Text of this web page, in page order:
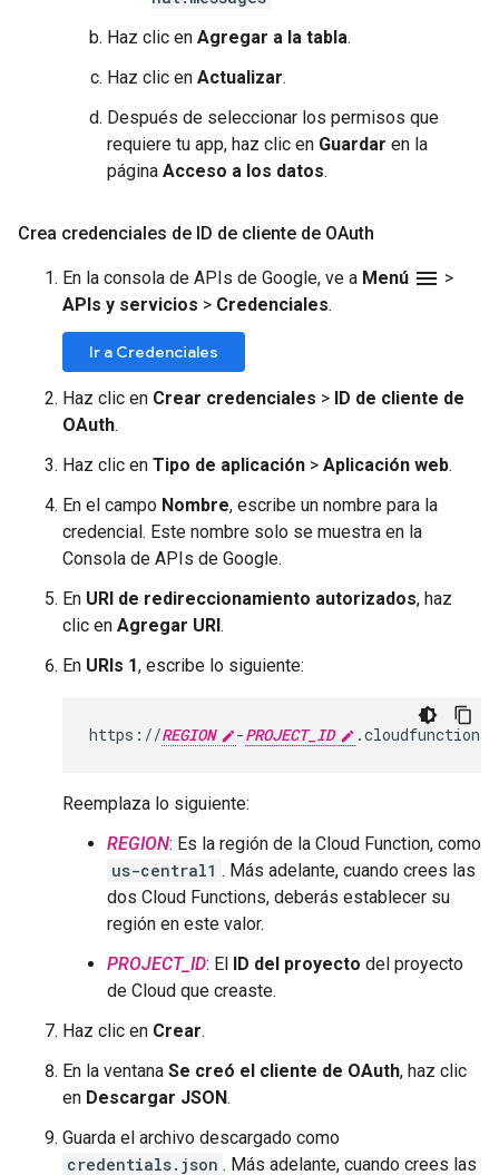
Haz clic en Agregar a la tabla.
Haz clic en Actualizar.
Después de seleccionar los permisos que
requiere tu app, haz clic en Guardar en la
página Acceso a los datos.
Crea credenciales de ID de cliente de OAuth
En la consola de APIs de Google, ve a Menú menu >
APIs y servicios > Credenciales.
Ir a Credenciales
Haz clic en Crear credenciales > ID de cliente de
OAuth.
Haz clic en Tipo de aplicación > Aplicación web.
En el campo Nombre, escribe un nombre para la
credencial. Este nombre solo se muestra en la
Consola de APIs de Google.
En URI de redireccionamiento autorizados, haz
clic en Agregar URI .
En URIs 1, escribe lo siguiente:
https://REGION -PROJECT_ID
Reemplaza lo siguiente:
REGION: Es la región de la Cloud Function, como
us-central1 . Más adelante, cuando crees las
dos Cloud Functions, deberás establecer su
región en este valor.
PROJECT_ID: El ID del proyecto del proyecto
de Cloud que creaste.
Haz clic en Crear.
En la ventana Se creó el cliente de OAuth, haz clic
en Descargar JSON.
Guarda el archivo descargado como
credentials.json . Más adelante, cuando crees las